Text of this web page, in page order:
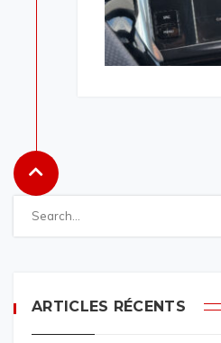
ARTICLES RÉCENTS